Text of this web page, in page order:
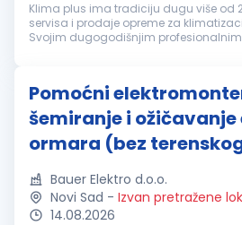
Klima plus ima tradiciju dugu više od
servisa i prodaje opreme za
Svojim dugogodišnjim
Pomoćni
šemiranje i
ormara (bez
Bauer Elektro d.o.o.
Novi Sad - Izvan pretražene
14.08.2026